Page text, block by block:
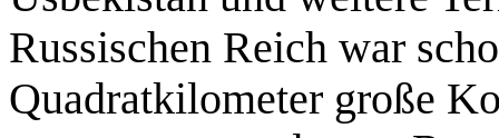
Russischen Reich war
Quadratkilometer große